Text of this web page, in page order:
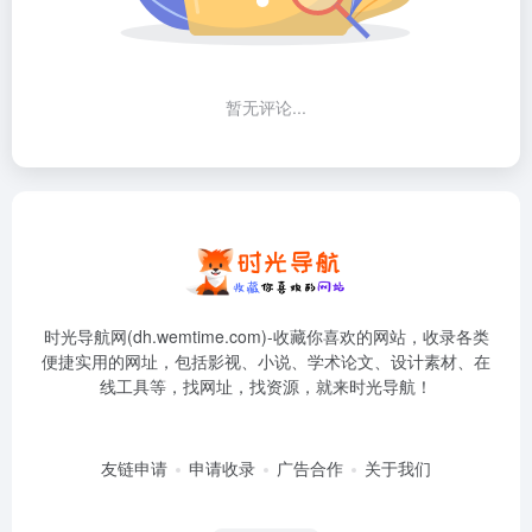
暂无评论...
时光导航网(dh.wemtime.com)-收藏你喜欢的网站，收录各类
便捷实用的网址，包括影视、小说、学术论文、设计素材、在
线工具等，找网址，找资源，就来时光导航！
友链申请 申请收录 广告合作 关于我们